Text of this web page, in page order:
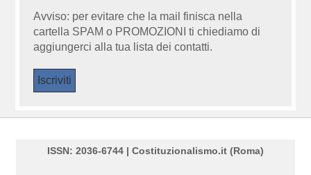
Avviso: per evitare che la mail finisca nella
cartella SPAM o PROMOZIONI ti chiediamo di
aggiungerci alla tua lista dei contatti.
ISSN: 2036-6744 | Costituzionalismo.it (Roma)